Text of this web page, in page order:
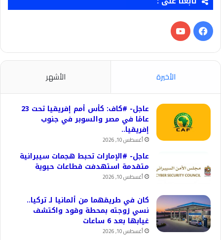
فيسبوك‫YouTube
الأخيرة الأشهر
عاجل- #كاف: كأس أمم إفريقيا تحت 23
عامًا في مصر والسوبر في جنوب
إفريقيا..
أغسطس 10, 2026
عاجل- #الإمارات تحبط هجمات سيبرانية
متقدمة استهدفت قطاعات حيوية
أغسطس 10, 2026
كان في طريقهما من ألمانيا لـ تركيا..
نسي زوجته بمحطة وقود واكتشف
غيابها بعد 6 ساعات
أغسطس 10, 2026